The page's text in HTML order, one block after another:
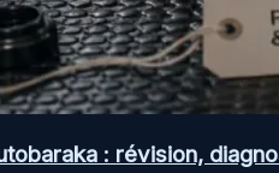
: révision,